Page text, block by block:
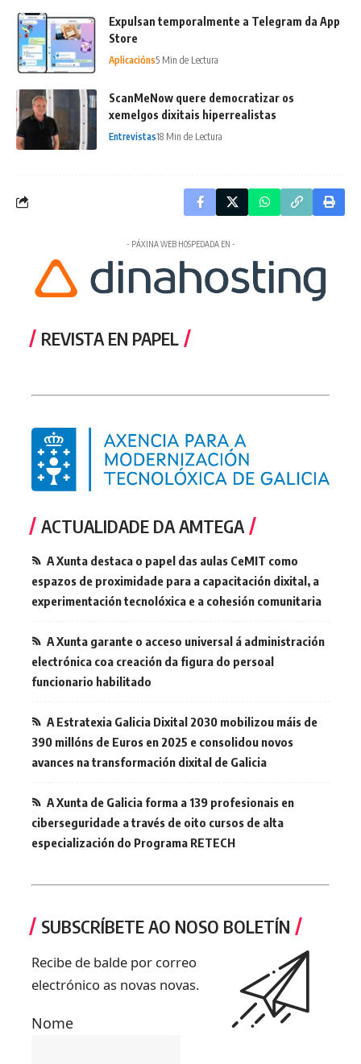
Expulsan temporalmente a Telegram da App
Store
Aplicacións5 Min de Lectura
ScanMeNow quere democratizar os
xemelgos dixitais hiperrealistas
Entrevistas18 Min de Lectura
- PÁXINA WEB HOSPEDADA EN -
REVISTA EN PAPEL
ACTUALIDADE DA AMTEGA
A Xunta destaca o papel das aulas CeMIT como
espazos de proximidade para a capacitación dixital, a
experimentación tecnolóxica e a cohesión comunitaria
A Xunta garante o acceso universal á administración
electrónica coa creación da figura do persoal
funcionario habilitado
A Estratexia Galicia Dixital 2030 mobilizou máis de
390 millóns de Euros en 2025 e consolidou novos
avances na transformación dixital de Galicia
A Xunta de Galicia forma a 139 profesionais en
ciberseguridade a través de oito cursos de alta
especialización do Programa RETECH
SUBSCRÍBETE AO NOSO BOLETÍN
Recibe de balde por correo
electrónico as novas novas.
Nome